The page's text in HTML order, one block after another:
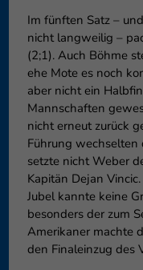
Im fünften Satz –
nicht langweilig –
(2;1). Auch Böhme
ehe Mote es noch
aber nicht ein
Mannschaften
nicht erneut zurück
Führung wechselten
setzte nicht Weber
Kapitän Dejan
Jubel kannte keine
besonders der zum
Amerikaner machte
den Finaleinzug des